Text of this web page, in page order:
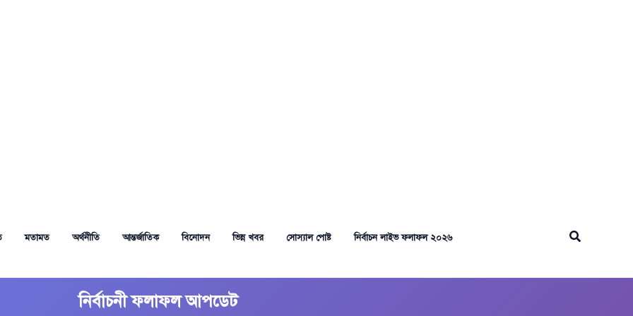
মতামত অর্থনীতি আন্তর্জাতিক বিনোদন ভিন্ন খবর সোস্যাল পোষ্ট নির্বাচন লাইভ ফলাফল ২০২৬ Search
নির্বাচনী ফলাফল আপডেট